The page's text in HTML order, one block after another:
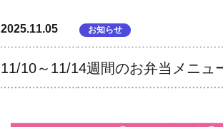
2025.11.05 お知らせ
11/10～11/14週間のお弁当メニュ